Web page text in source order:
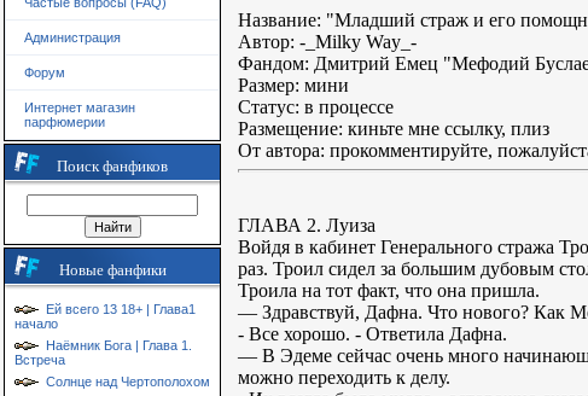
Администрация
Форум
Интернет магазин
парфюмерии
Поиск фанфиков
Новые фанфики
Ей всего 13 18+ | Глава1
начало
Наёмник Бога | Глава 1.
Встреча
Солнце над Чертополохом
Название: "Младший страж и его
Автор: -_Milky Way_-
Фандом: Дмитрий Емец "Мефодий
Размер: мини
Статус: в процессе
Размещение: киньте мне ссылку, плиз
От автора: прокомментируйте,
ГЛАВА 2. Луиза
Войдя в кабинет Генерального стража
раз. Троил сидел за большим дубовым
Троила на тот факт, что она пришла.
— Здравствуй, Дафна. Что нового? Как
- Все хорошо. - Ответила Дафна.
— В Эдеме сейчас очень много
можно переходить к делу.